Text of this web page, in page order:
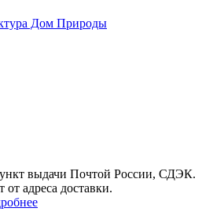
Дом Природы
выдачи Почтой России, СДЭК.
от адреса доставки.